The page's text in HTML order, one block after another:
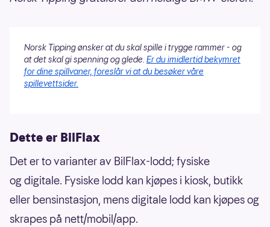
Norsk Tipping ønsker at du skal spille i trygge rammer - og
at det skal gi spenning og glede. Er du imidlertid bekymret
for dine spillvaner, foreslår vi at du besøker våre
spillevettsider.
Dette er BilFlax
Det er to varianter av BilFlax-lodd; fysiske
og digitale. Fysiske lodd kan kjøpes i kiosk, butikk
eller bensinstasjon, mens digitale lodd kan kjøpes og
skrapes på nett/mobil/app.